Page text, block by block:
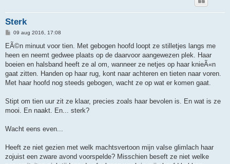
Sterk
B
r
c
h
09 aug 2016, 17:08
EÃ©n minuut voor tien. Met gebogen hoofd loopt ze stilletjes langs me
heen en neemt gedwee plaats op de daarvoor aangewezen plek. Haar
boeien en halsband heeft ze al om, wanneer ze netjes op haar knieÃ«n
gaat zitten. Handen op haar rug, kont naar achteren en tieten naar voren.
Met haar hoofd nog steeds gebogen, wacht ze op wat er komen gaat.
Stipt om tien uur zit ze klaar, precies zoals haar bevolen is. En wat is ze
mooi. En naakt. En... sterk?
Wacht eens even...
Heeft ze niet gezien met welk machtsvertoon mijn valse glimlach haar
zojuist een zware avond voorspelde? Misschien beseft ze niet welke